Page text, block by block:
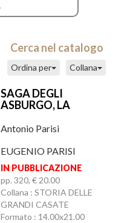
Cerca nel catalogo
Collana
Ordina per
SAGA DEGLI
ASBURGO, LA
Antonio Parisi
EUGENIO PARISI
IN PUBBLICAZIONE
pp. 320, € 20.00
Collana : STORIA DELLE
GRANDI CASATE
Formato : 14.00x21.00